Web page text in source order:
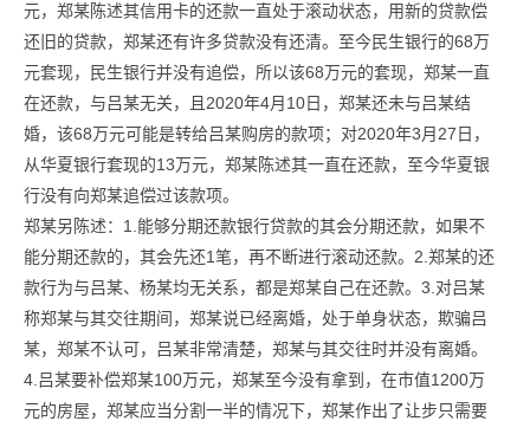
元，郑某陈述其信用卡的还款一直处于滚动状态，用新的贷款偿
还旧的贷款，郑某还有许多贷款没有还清。至今民生银行的68万
元套现，民生银行并没有追偿，所以该68万元的套现，郑某一直
在还款，与吕某无关，且2020年4月10日，郑某还未与吕某结
婚，该68万元可能是转给吕某购房的款项；对2020年3月27日，
从华夏银行套现的13万元，郑某陈述其一直在还款，至今华夏银
行没有向郑某追偿过该款项。
郑某另陈述：1.能够分期还款银行贷款的其会分期还款，如果不
能分期还款的，其会先还1笔，再不断进行滚动还款。2.郑某的还
款行为与吕某、杨某均无关系，都是郑某自己在还款。3.对吕某
称郑某与其交往期间，郑某说已经离婚，处于单身状态，欺骗吕
某，郑某不认可，吕某非常清楚，郑某与其交往时并没有离婚。
4.吕某要补偿郑某100万元，郑某至今没有拿到，在市值1200万
元的房屋，郑某应当分割一半的情况下，郑某作出了让步只需要